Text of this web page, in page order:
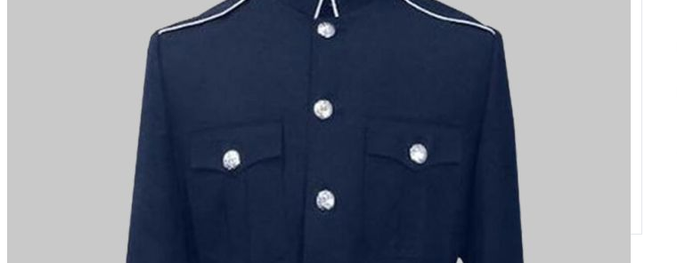
Vakmanschap van een kleermakersbedrijf voor meer dan 20 jaar.
Totale inzet voor klanttevredenheid.
Profiteer van onze beroemde prijsvergelijkingsaanbieding, gratis levering boven de
£200 en 14 dagen retourbeleid.
Deskundigheid wanneer u het nodig heeft
Kunt u niet vinden wat u zoekt? Ons vriendelijke, deskundige team helpt en adviseert u
support@kiltandmore.com
Misschien wil je een aangepaste bestelling zien? neem contact op met onze geweldige
klantenservice!